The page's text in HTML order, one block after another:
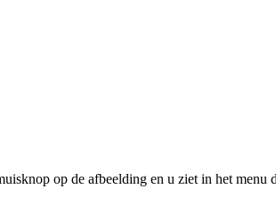
op de afbeelding en u ziet in het menu